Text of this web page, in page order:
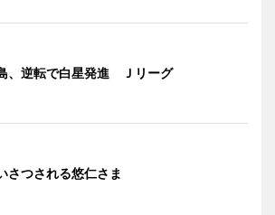
、逆転で白星発進 Ｊリーグ
さつされる悠仁さま